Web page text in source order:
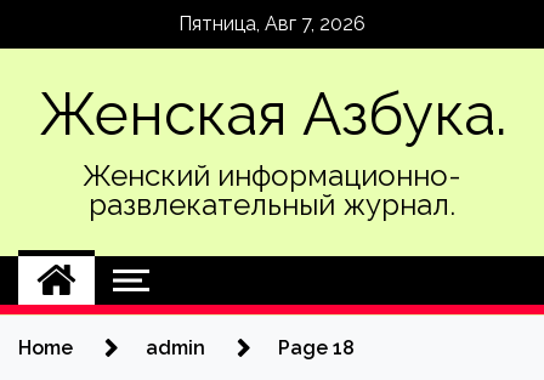
Пятница, Авг 7, 2026
Женская Азбука.
Женский информационно-
развлекательный журнал.
Home admin Page 18